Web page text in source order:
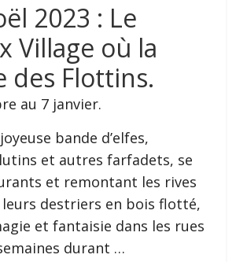
2023 : Le
Village où la
des Flottins.
au 7 janvier.
bande d’elfes,
lutins et autres farfadets, se
et remontant les rives
leurs destriers en bois flotté,
et fantaisie dans les rues
durant …